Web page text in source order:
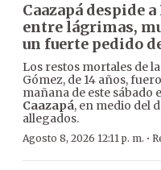
Caazapá despide
entre lágrimas,
un fuerte pedido
Los restos mortales de
Gómez, de 14 años,
mañana de este
Caazapá, en medio del
allegados.
Agosto 8, 2026 12:11 p. m. ·